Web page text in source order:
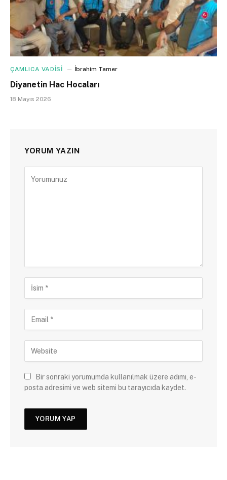
ÇAMLICA VADİSİ İbrahim Tamer
Diyanetin Hac Hocaları
18 Mayıs 2026
YORUM YAZIN
Bir sonraki yorumumda kullanılmak üzere adımı, e-
posta adresimi ve web sitemi bu tarayıcıda kaydet.